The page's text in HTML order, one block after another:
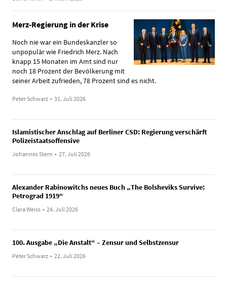
Merz-Regierung in der Krise
Noch nie war ein Bundeskanzler so
unpopulär wie Friedrich Merz. Nach
knapp 15 Monaten im Amt sind nur
noch 18 Prozent der Bevölkerung mit
seiner Arbeit zufrieden, 78 Prozent sind es nicht.
Peter Schwarz • 31. Juli 2026
Islamistischer Anschlag auf Berliner CSD: Regierung verschärft
Polizeistaatsoffensive
Johannes Stern • 27. Juli 2026
Alexander Rabinowitchs neues Buch „The Bolsheviks Survive:
Petrograd 1919“
Clara Weiss • 24. Juli 2026
100. Ausgabe „Die Anstalt“ – Zensur und Selbstzensur
Peter Schwarz • 22. Juli 2026